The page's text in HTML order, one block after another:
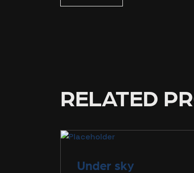
RELATED
Under sky